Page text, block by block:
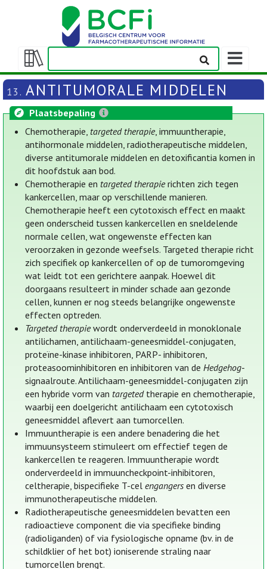
Weergeven/verbergen
inhoudstafel
13. ANTITUMORALE MIDDELEN
Plaatsbepaling
Chemotherapie, targeted therapie, immuuntherapie,
antihormonale middelen, radiotherapeutische middelen,
diverse antitumorale middelen en detoxificantia komen in
dit hoofdstuk aan bod.
Chemotherapie en targeted therapierichten zich tegen
kankercellen, maar op verschillende manieren.
Chemotherapie heeft een cytotoxisch effect en maakt
geen onderscheid tussen kankercellen en sneldelende
normale cellen, wat ongewenste effecten kan
veroorzaken in gezonde weefsels. Targeted therapie richt
zich specifiek op kankercellen of op de tumoromgeving
wat leidt tot een gerichtere aanpak. Hoewel dit
doorgaans resulteert in minder schade aan gezonde
cellen, kunnen er nog steeds belangrijke ongewenste
effecten optreden.
Targeted therapiewordt onderverdeeld in monoklonale
antilichamen, antilichaam-geneesmiddel-conjugaten,
proteïne-kinase inhibitoren, PARP- inhibitoren,
proteasoominhibitoren en inhibitoren van deHedgehog-
signaalroute. Antilichaam-geneesmiddel-conjugaten zijn
een hybride vorm van targetedtherapie en chemotherapie,
waarbij een doelgericht antilichaam een cytotoxisch
geneesmiddel aflevert aan tumorcellen.
Immuuntherapie is een andere benadering die het
immuunsysteem stimuleert om effectief tegen de
kankercellen te reageren. Immuuntherapie wordt
onderverdeeld in immuuncheckpoint-inhibitoren,
celtherapie, bispecifieke T-celengangers en diverse
immunotherapeutische middelen.
Radiotherapeutische geneesmiddelen bevatten een
radioactieve component die via specifieke binding
(radioliganden) of via fysiologische opname (bv. in de
schildklier of het bot) ioniserende straling naar
tumorcellen brengt.